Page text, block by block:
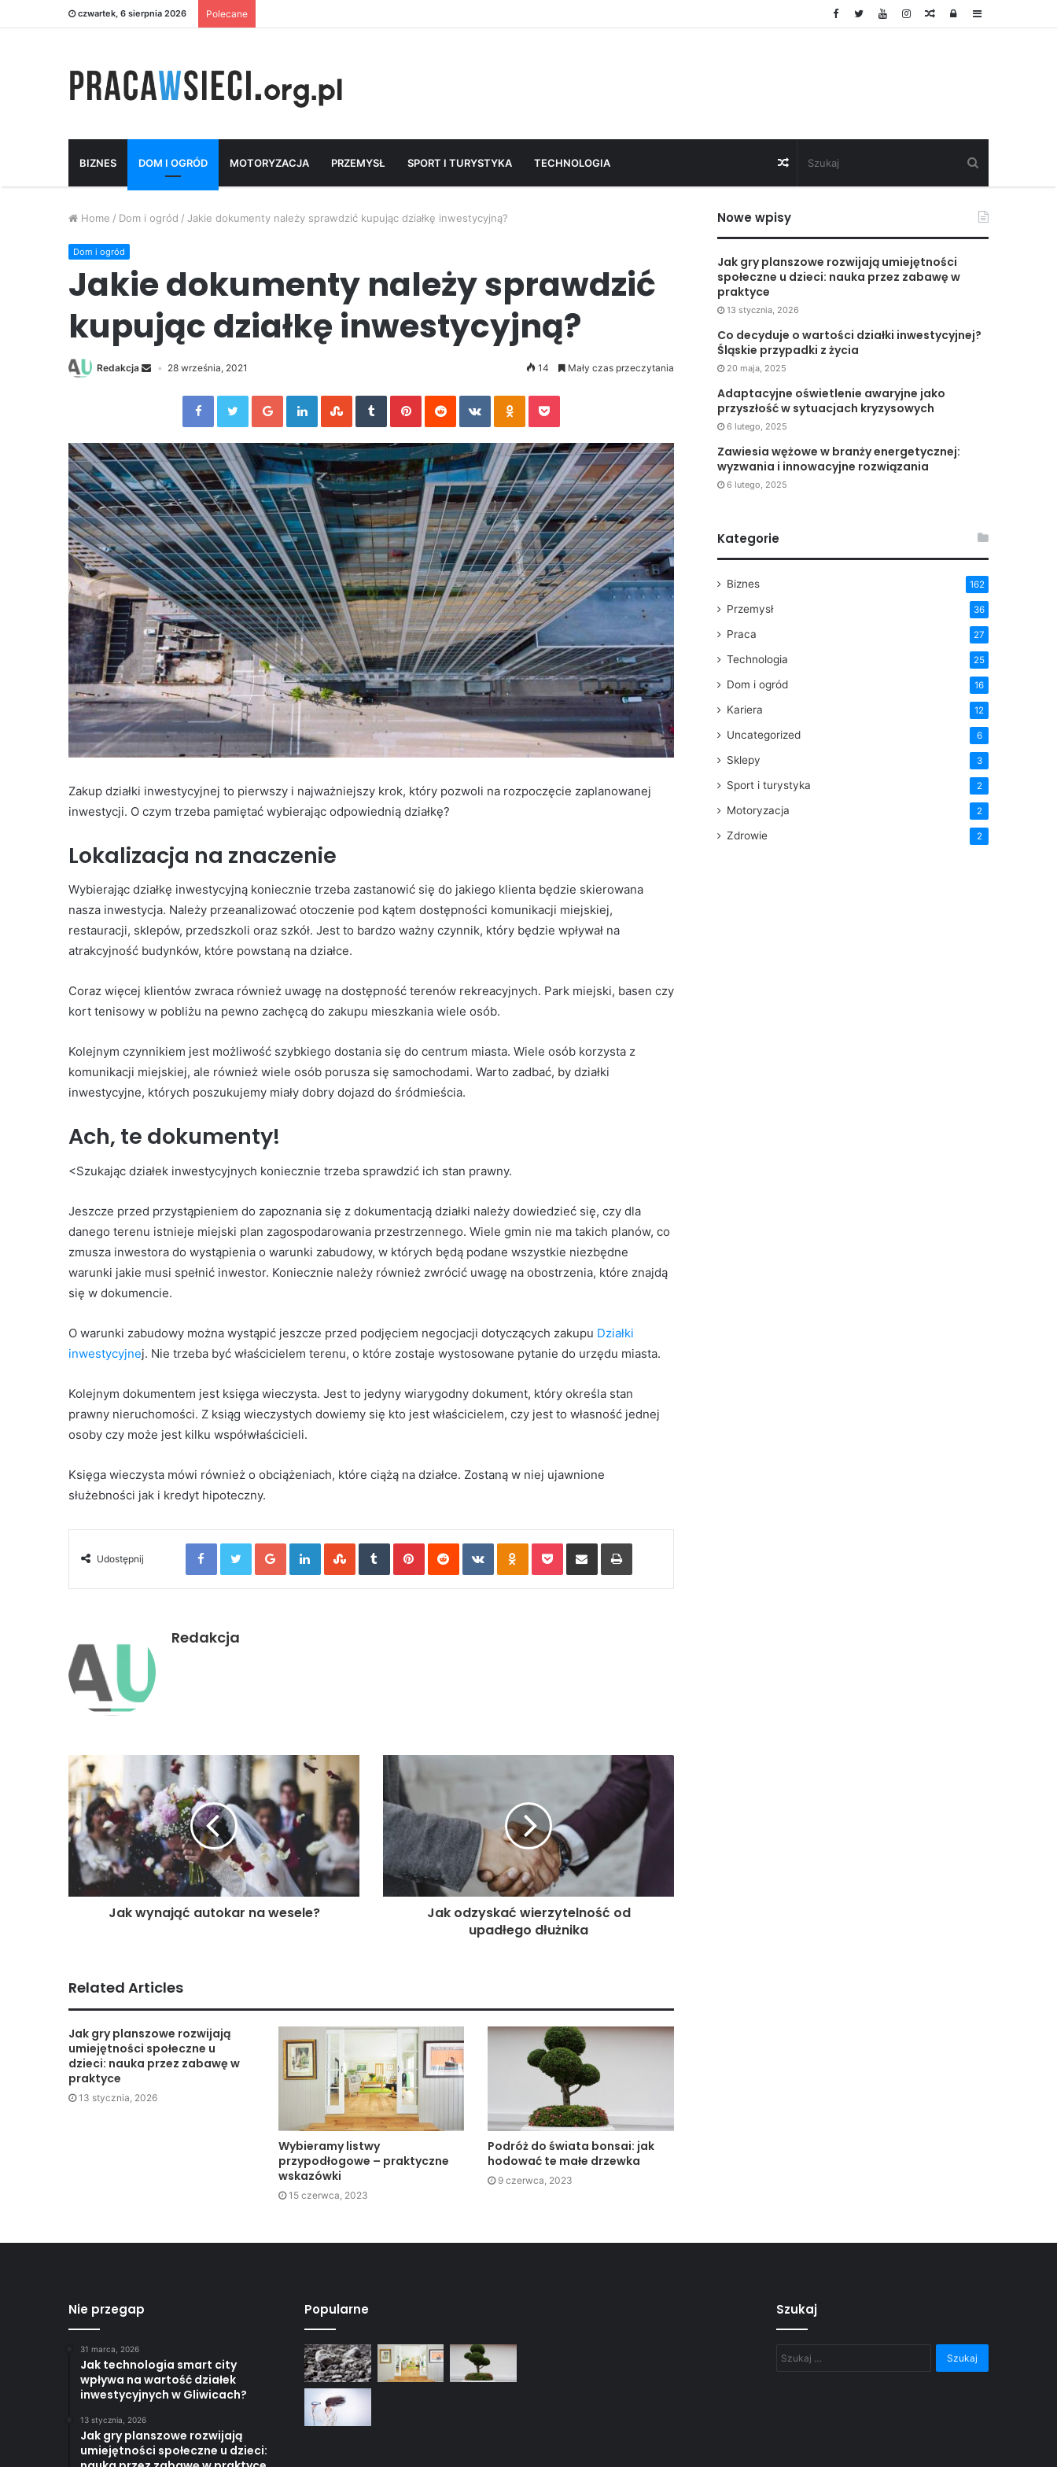
czwartek, 6 sierpnia 2026 Polecane Sidebar
Log
Random
BIZNES DOM I OGRÓD MOTORYZACJA PRZEMYSŁ SPORT I TURYSTYKA TECHNOLOGIA Random
Home / Dom i ogród / Jakie dokumenty należy sprawdzić kupując działkę inwestycyjną?
Dom i ogród
Jakie dokumenty należy sprawdzić
kupując działkę inwestycyjną?
Redakcja 28 września, 2021 14 Mały czas przeczytania
FacebookTwitterGoogle+LinkedInStumbleUpon
TumblrPinterestReddit VKontakteOdnoklassniki
Pocket
Zakup działki inwestycyjnej to pierwszy i najważniejszy krok, który pozwoli na rozpoczęcie zaplanowanej
inwestycji. O czym trzeba pamiętać wybierając odpowiednią działkę?
Lokalizacja na znaczenie
Wybierając działkę inwestycyjną koniecznie trzeba zastanowić się do jakiego klienta będzie skierowana
nasza inwestycja. Należy przeanalizować otoczenie pod kątem dostępności komunikacji miejskiej,
restauracji, sklepów, przedszkoli oraz szkół. Jest to bardzo ważny czynnik, który będzie wpływał na
atrakcyjność budynków, które powstaną na działce.
Coraz więcej klientów zwraca również uwagę na dostępność terenów rekreacyjnych. Park miejski, basen czy
kort tenisowy w pobliżu na pewno zachęcą do zakupu mieszkania wiele osób.
Kolejnym czynnikiem jest możliwość szybkiego dostania się do centrum miasta. Wiele osób korzysta z
komunikacji miejskiej, ale również wiele osób porusza się samochodami. Warto zadbać, by działki
inwestycyjne, których poszukujemy miały dobry dojazd do śródmieścia.
Ach, te dokumenty!
<Szukając działek inwestycyjnych koniecznie trzeba sprawdzić ich stan prawny.
Jeszcze przed przystąpieniem do zapoznania się z dokumentacją działki należy dowiedzieć się, czy dla
danego terenu istnieje miejski plan zagospodarowania przestrzennego. Wiele gmin nie ma takich planów, co
zmusza inwestora do wystąpienia o warunki zabudowy, w których będą podane wszystkie niezbędne
warunki jakie musi spełnić inwestor. Koniecznie należy również zwrócić uwagę na obostrzenia, które znajdą
się w dokumencie.
O warunki zabudowy można wystąpić jeszcze przed podjęciem negocjacji dotyczących zakupu Działki
inwestycyjnej. Nie trzeba być właścicielem terenu, o które zostaje wystosowane pytanie do urzędu miasta.
Kolejnym dokumentem jest księga wieczysta. Jest to jedyny wiarygodny dokument, który określa stan
prawny nieruchomości. Z ksiąg wieczystych dowiemy się kto jest właścicielem, czy jest to własność jednej
osoby czy może jest kilku współwłaścicieli.
Księga wieczysta mówi również o obciążeniach, które ciążą na działce. Zostaną w niej ujawnione
służebności jak i kredyt hipoteczny.
Udostępnij
FacebookTwitterGoogle+LinkedInStumbleUpon
TumblrPinterestReddit VKontakteOdnoklassniki
PocketShare via Email Print
Redakcja
Jak wynająć autokar na wesele?
Jak odzyskać wierzytelność od
upadłego dłużnika
Related Articles
Jak gry planszowe rozwijają
umiejętności społeczne u
dzieci: nauka przez zabawę w
praktyce
13 stycznia, 2026
Wybieramy listwy
przypodłogowe – praktyczne
wskazówki
15 czerwca, 2023
Podróż do świata bonsai: jak
hodować te małe drzewka
9 czerwca, 2023
Nowe wpisy
Jak gry planszowe rozwijają umiejętności
społeczne u dzieci: nauka przez zabawę w
praktyce
13 stycznia, 2026
Co decyduje o wartości działki inwestycyjnej?
Śląskie przypadki z życia
20 maja, 2025
Adaptacyjne oświetlenie awaryjne jako
przyszłość w sytuacjach kryzysowych
6 lutego, 2025
Zawiesia wężowe w branży energetycznej:
wyzwania i innowacyjne rozwiązania
6 lutego, 2025
Kategorie
Biznes 162
Przemysł 36
Praca 27
Technologia 25
Dom i ogród 16
Kariera 12
Uncategorized 6
Sklepy 3
Sport i turystyka 2
Motoryzacja 2
Zdrowie 2
Nie przegap
31 marca, 2026
Jak technologia smart city
wpływa na wartość działek
inwestycyjnych w Gliwicach?
13 stycznia, 2026
Jak gry planszowe rozwijają
umiejętności społeczne u dzieci:
Popularne Szukaj